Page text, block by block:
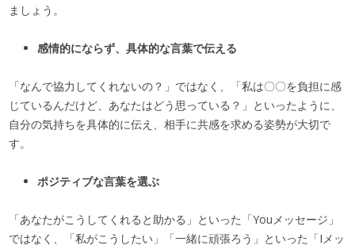
ましょう。
感情的にならず、具体的な言葉で伝える
「なんで協力してくれないの？」ではなく、「私は〇〇を負担に感
じているんだけど、あなたはどう思っている？」といったように、
自分の気持ちを具体的に伝え、相手に共感を求める姿勢が大切で
す。
ポジティブな言葉を選ぶ
「あなたがこうしてくれると助かる」といった「Youメッセージ」
ではなく、「私がこうしたい」「一緒に頑張ろう」といった「Iメッ